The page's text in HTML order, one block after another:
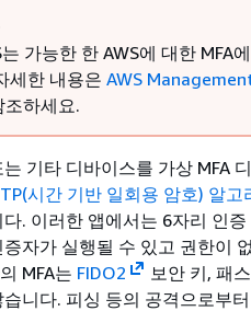
는 가능한 한 AWS에 대한 MFA
세한 내용은 AWS
조하세요.
기타 디바이스를 가상 MFA
시간 기반 일회용 암호) 알고
. 이러한 앱에서는 6자리 인
자가 실행될 수 있고 권한이
MFA는 FIDO2
보안 키, 패
니다. 피싱 등의 공격으로부